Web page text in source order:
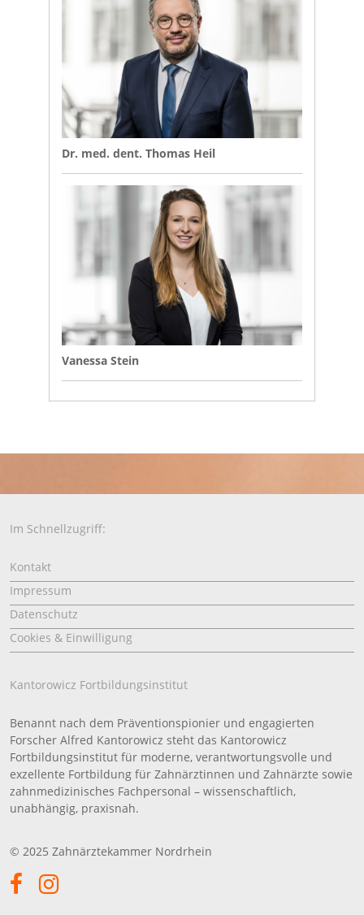
Dr. med. dent. Thomas Heil
Vanessa Stein
Im Schnellzugriff:
Kontakt
Impressum
Datenschutz
Cookies & Einwilligung
Kantorowicz Fortbildungsinstitut
Benannt nach dem Präventionspionier und engagierten
Forscher Alfred Kantorowicz steht das Kantorowicz
Fortbildungsinstitut für moderne, verantwortungsvolle und
exzellente Fortbildung für Zahnärztinnen und Zahnärzte sowie
zahnmedizinisches Fachpersonal – wissenschaftlich,
unabhängig, praxisnah.
© 2025 Zahnärztekammer Nordrhein